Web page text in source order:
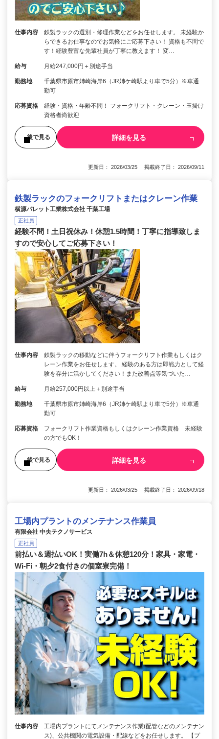
仕事内容
鉄製ラックの選別・修理作業などをお任せします。 未経験か
らできるお仕事なのでお気軽にご応募下さい！ 資格も不問で
す！経験豊富な先輩社員が丁寧に教えます！ 変…
給与 月給247,000円＋別途手当
勤務地
千葉県市原市姉崎海岸6（JR姉ケ崎駅より車で5分）※車通
勤可
応募資格
経験・資格・年齢不問！ フォークリフト・クレーン・玉掛け
資格者尚歓迎
後で見る 詳細を見る
更新日： 2026/03/25 掲載終了日： 2026/09/11
鉄製ラックのフォークリフトまたはクレーン作業
横源パレット工業株式会社 千葉工場
正社員
経験不問！土日祝休み！休憩1.5時間！丁寧に指導致しま
すので安心してご応募下さい！
仕事内容
鉄製ラックの移動などに伴うフォークリフト作業もしくはク
レーン作業をお任せします。 経験のある方は即戦力として経
験を存分に活かしてください！また改善点等気づいた…
給与 月給257,000円以上＋別途手当
勤務地
千葉県市原市姉崎海岸6（JR姉ケ崎駅より車で5分）※車通
勤可
応募資格
フォークリフト作業資格もしくはクレーン作業資格 未経験
の方でもOK！
後で見る 詳細を見る
更新日： 2026/03/25 掲載終了日： 2026/09/18
工場内プラントのメンテナンス作業員
有限会社 中央テクノサービス
正社員
前払い＆週払いOK！実働7h＆休憩120分！家具・家電・
Wi-Fi・朝夕2食付きの個室寮完備！
仕事内容
工場内プラントにてメンテナンス作業(配管などのメンテナン
ス)、公共機関の電気設備・配線などをお任せします。 【プ